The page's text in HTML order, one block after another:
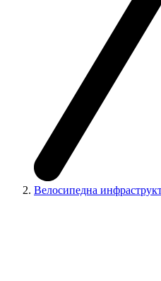
Велосипедна